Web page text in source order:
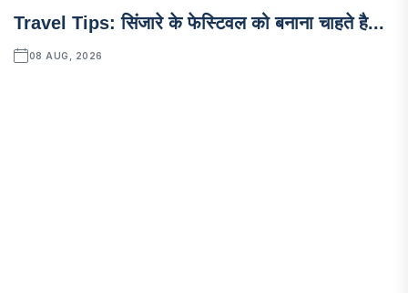
Travel Tips: सिंजारे के फेस्टिवल को बनाना चाहते है...
08 AUG, 2026